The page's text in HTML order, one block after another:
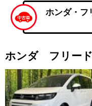
ホンダ・フ
ホンダ フリー